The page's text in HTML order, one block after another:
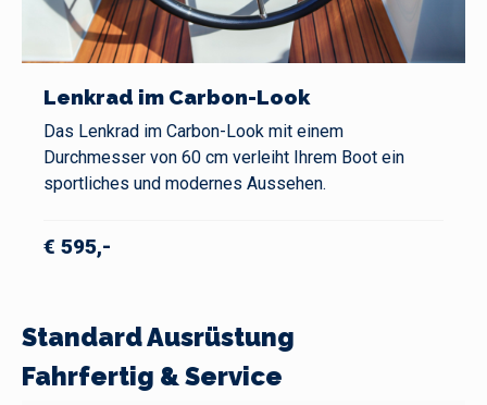
Lenkrad im Carbon-Look
Das Lenkrad im Carbon-Look mit einem
Durchmesser von 60 cm verleiht Ihrem Boot ein
sportliches und modernes Aussehen.
€ 595,-
Standard Ausrüstung
Fahrfertig & Service